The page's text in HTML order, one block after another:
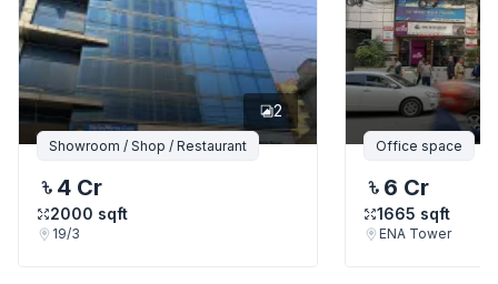
2
Showroom / Shop / Restaurant
4 Cr
2000 sqft
19/3
Office space
6 Cr
1665 sqft
ENA Tower